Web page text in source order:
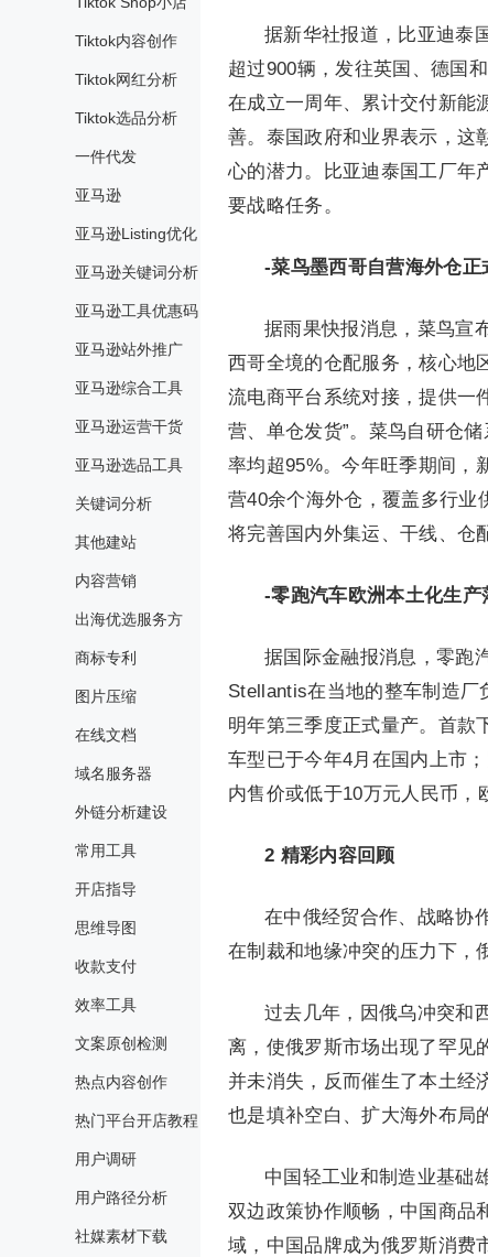
Tiktok内容创作
Tiktok网红分析
Tiktok选品分析
一件代发
亚马逊
亚马逊Listing优化
亚马逊关键词分析
亚马逊工具优惠码
亚马逊站外推广
亚马逊综合工具
亚马逊运营干货
亚马逊选品工具
关键词分析
其他建站
内容营销
出海优选服务方
商标专利
图片压缩
在线文档
域名服务器
外链分析建设
常用工具
开店指导
思维导图
收款支付
效率工具
文案原创检测
热点内容创作
热门平台开店教程
用户调研
用户路径分析
社媒素材下载
据新华社报道，比亚迪泰
超过900辆，发往英国、德国
在成立一周年、累计交付新能
善。泰国政府和业界表示，这
心的潜力。比亚迪泰国工厂年
要战略任务。
-菜鸟墨西哥自营海外仓正
据雨果快报消息，菜鸟宣
西哥全境的仓配服务，核心地
流电商平台系统对接，提供一
营、单仓发货”。菜鸟自研仓
率均超95%。今年旺季期间，
营40余个海外仓，覆盖多行业
将完善国内外集运、干线、仓
-零跑汽车欧洲本土化生
据国际金融报消息，零跑
Stellantis在当地的整车制造厂
明年第三季度正式量产。首款
车型已于今年4月在国内上市
内售价或低于10万元人民币，
2 精彩内容回顾
在中俄经贸合作、战略协
在制裁和地缘冲突的压力下，
过去几年，因俄乌冲突和
离，使俄罗斯市场出现了罕见
并未消失，反而催生了本土经
也是填补空白、扩大海外布局
中国轻工业和制造业基础
双边政策协作顺畅，中国商品
域，中国品牌成为俄罗斯消费